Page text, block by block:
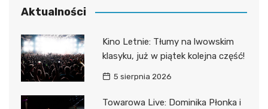
Aktualności
Kino Letnie: Tłumy na lwowskim
klasyku, już w piątek kolejna część!
5 sierpnia 2026
Towarowa Live: Dominika Płonka i